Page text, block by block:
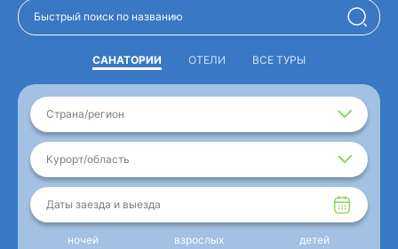
САНАТОРИИ ОТЕЛИ ВСЕ ТУРЫ
Страна/регион
Курорт/область
Даты заезда и выезда
ночей взрослых детей